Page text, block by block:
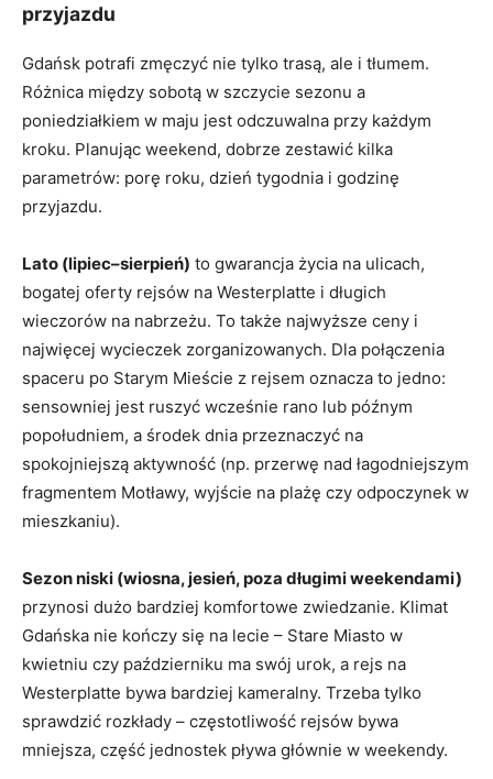
przyjazdu
Gdańsk potrafi zmęczyć nie tylko trasą, ale i tłumem.
Różnica między sobotą w szczycie sezonu a
poniedziałkiem w maju jest odczuwalna przy każdym
kroku. Planując weekend, dobrze zestawić kilka
parametrów: porę roku, dzień tygodnia i godzinę
przyjazdu.
Lato (lipiec–sierpień) to gwarancja życia na ulicach,
bogatej oferty rejsów na Westerplatte i długich
wieczorów na nabrzeżu. To także najwyższe ceny i
najwięcej wycieczek zorganizowanych. Dla połączenia
spaceru po Starym Mieście z rejsem oznacza to jedno:
sensowniej jest ruszyć wcześnie rano lub późnym
popołudniem, a środek dnia przeznaczyć na
spokojniejszą aktywność (np. przerwę nad łagodniejszym
fragmentem Motławy, wyjście na plażę czy odpoczynek w
mieszkaniu).
Sezon niski (wiosna, jesień, poza długimi weekendami)
przynosi dużo bardziej komfortowe zwiedzanie. Klimat
Gdańska nie kończy się na lecie – Stare Miasto w
kwietniu czy październiku ma swój urok, a rejs na
Westerplatte bywa bardziej kameralny. Trzeba tylko
sprawdzić rozkłady – częstotliwość rejsów bywa
mniejsza, część jednostek pływa głównie w weekendy.